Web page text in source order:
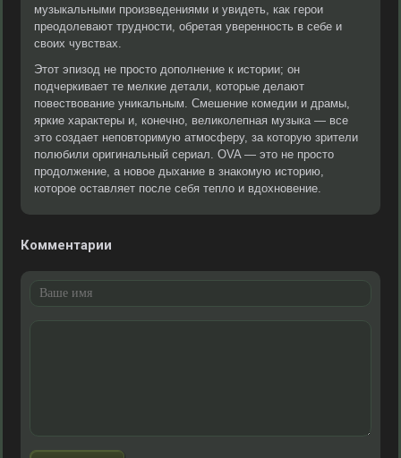
музыкальными произведениями и увидеть, как герои
преодолевают трудности, обретая уверенность в себе и
своих чувствах.
Этот эпизод не просто дополнение к истории; он
подчеркивает те мелкие детали, которые делают
повествование уникальным. Смешение комедии и драмы,
яркие характеры и, конечно, великолепная музыка — все
это создает неповторимую атмосферу, за которую зрители
полюбили оригинальный сериал. OVA — это не просто
продолжение, а новое дыхание в знакомую историю,
которое оставляет после себя тепло и вдохновение.
Комментарии